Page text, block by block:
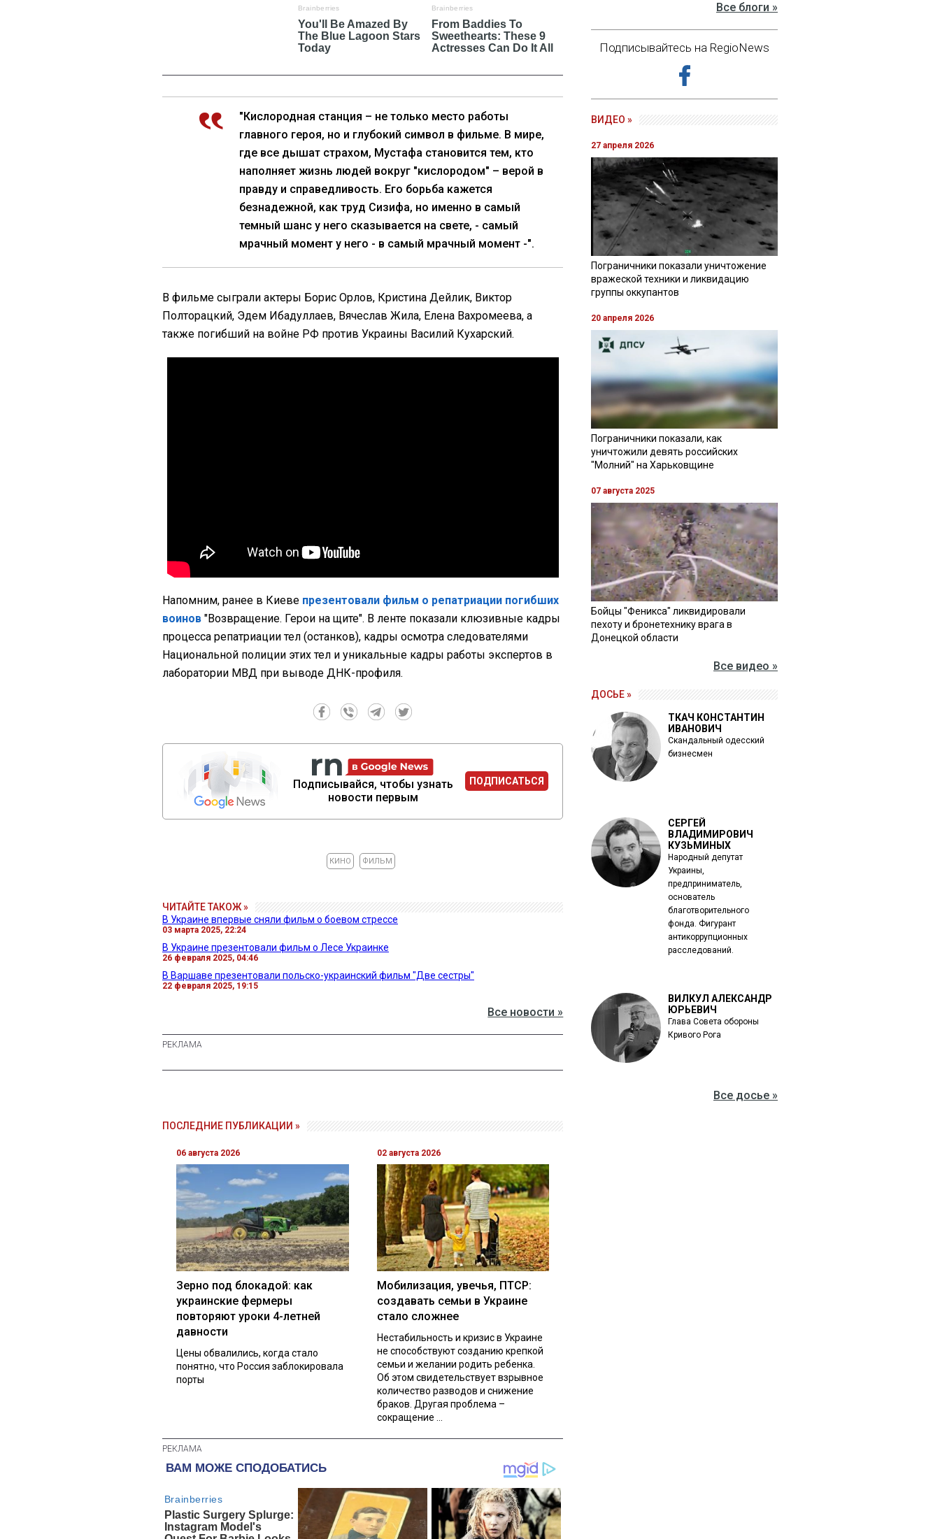
"Кислородная станция – не только место работы
главного героя, но и глубокий символ в фильме. В мире,
где все дышат страхом, Мустафа становится тем, кто
наполняет жизнь людей вокруг "кислородом" – верой в
правду и справедливость. Его борьба кажется
безнадежной, как труд Сизифа, но именно в самый
темный шанс у него сказывается на свете, - самый
мрачный момент у него - в самый мрачный момент -".
В фильме сыграли актеры Борис Орлов, Кристина Дейлик, Виктор
Полторацкий, Эдем Ибадуллаев, Вячеслав Жила, Елена Вахромеева, а
также погибший на войне РФ против Украины Василий Кухарский.
Напомним, ранее в Киеве презентовали фильм о репатриации погибших
воинов "Возвращение. Герои на щите". В ленте показали клюзивные кадры
процесса репатриации тел (останков), кадры осмотра следователями
Национальной полиции этих тел и уникальные кадры работы экспертов в
лаборатории МВД при выводе ДНК-профиля.
Подписывайся, чтобы узнать
новости первым
ПОДПИСАТЬСЯ
КИНО ФИЛЬМ
ЧИТАЙТЕ ТАКОЖ »
В Украине впервые сняли фильм о боевом стрессе
03 марта 2025, 22:24
В Украине презентовали фильм о Лесе Украинке
26 февраля 2025, 04:46
В Варшаве презентовали польско-украинский фильм "Две сестры"
22 февраля 2025, 19:15
Все новости »
ПОСЛЕДНИЕ ПУБЛИКАЦИИ »
06 августа 2026
Зерно под блокадой: как
украинские фермеры
повторяют уроки 4-летней
давности
Цены обвалились, когда стало
понятно, что Россия заблокировала
порты
02 августа 2026
Мобилизация, увечья, ПТСР:
создавать семьи в Украине
стало сложнее
Нестабильность и кризис в Украине
не способствуют созданию крепкой
семьи и желании родить ребенка.
Об этом свидетельствует взрывное
количество разводов и снижение
браков. Другая проблема –
сокращение ...
Все блоги »
Подписывайтесь на RegioNews
ВИДЕО »
27 апреля 2026
Пограничники показали уничтожение
вражеской техники и ликвидацию
группы оккупантов
20 апреля 2026
Пограничники показали, как
уничтожили девять российских
"Молний" на Харьковщине
07 августа 2025
Бойцы "Феникса" ликвидировали
пехоту и бронетехнику врага в
Донецкой области
Все видео »
ДОСЬЕ »
ТКАЧ КОНСТАНТИН
ИВАНОВИЧ
Скандальный одесский
бизнесмен
СЕРГЕЙ
ВЛАДИМИРОВИЧ
КУЗЬМИНЫХ
Народный депутат
Украины,
предприниматель,
основатель
благотворительного
фонда. Фигурант
антикоррупционных
расследований.
ВИЛКУЛ АЛЕКСАНДР
ЮРЬЕВИЧ
Глава Совета обороны
Кривого Рога
Все досье »